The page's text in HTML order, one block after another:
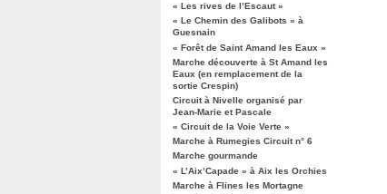
« Les rives de l’Escaut »
« Le Chemin des Galibots » à
Guesnain
« Forêt de Saint Amand les Eaux »
Marche découverte à St Amand les
Eaux (en remplacement de la
sortie Crespin)
Circuit à Nivelle organisé par
Jean-Marie et Pascale
« Circuit de la Voie Verte »
Marche à Rumegies Circuit n° 6
Marche gourmande
« L’Aix’Capade » à Aix les Orchies
Marche à Flines les Mortagne